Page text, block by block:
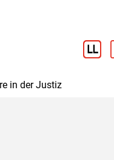
in der Justiz